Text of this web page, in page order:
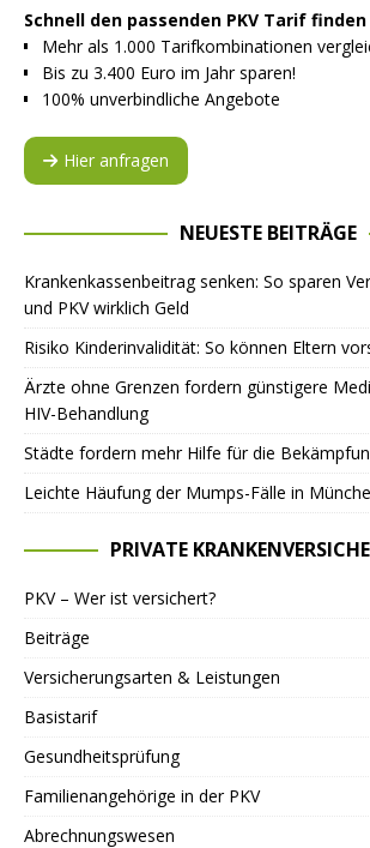
Schnell den passenden PKV Tarif finden
Mehr als 1.000 Tarifkombinationen
Bis zu 3.400 Euro im Jahr sparen!
100% unverbindliche Angebote
Hier anfragen
NEUESTE BEITRÄGE
Krankenkassenbeitrag senken: So sparen
und PKV wirklich Geld
Risiko Kinderinvalidität: So können Eltern
Ärzte ohne Grenzen fordern günstigere
HIV-Behandlung
Städte fordern mehr Hilfe für die
Leichte Häufung der Mumps-Fälle in
PRIVATE
PKV – Wer ist versichert?
Beiträge
Versicherungsarten & Leistungen
Basistarif
Gesundheitsprüfung
Familienangehörige in der PKV
Abrechnungswesen